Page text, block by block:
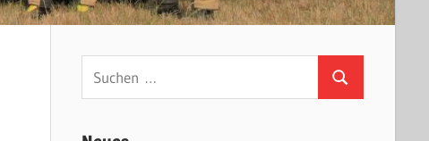
Suchen
nach:
Suchen